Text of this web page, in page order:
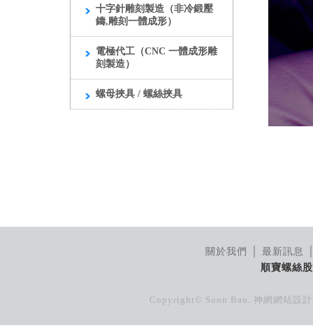
十字針雕刻製造（非冷鍛壓
鑄,雕刻一體成形）
電極代工（CNC 一體成形雕
刻製造）
螺母挾具 / 螺絲挾具
關於我們 最新訊息
順寶螺絲
Copyright© Soon Bau. 神網網站設